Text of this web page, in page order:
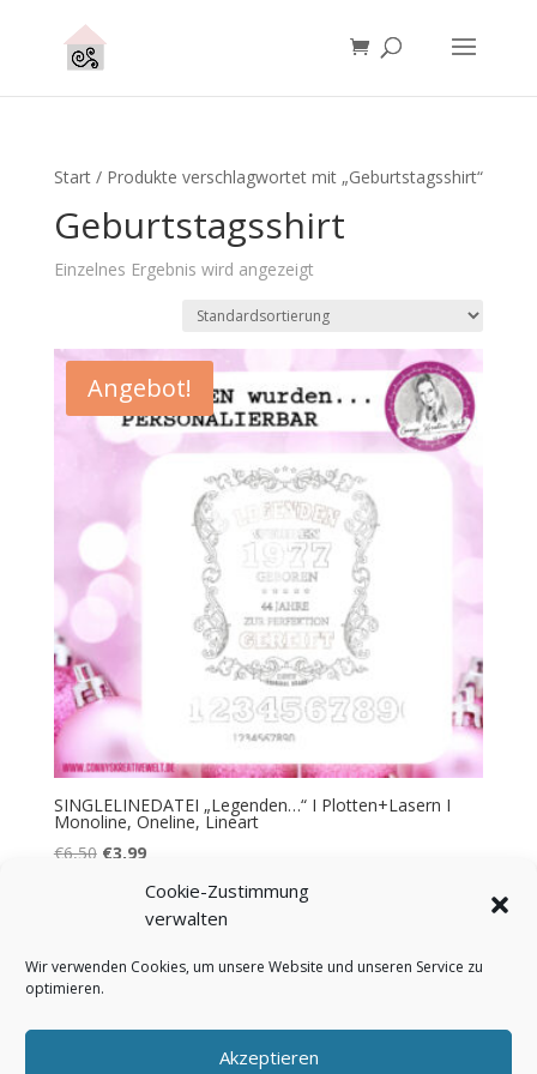
Cookie-Zustimmung
verwalten
Wir verwenden Cookies, um unsere Website und unseren Service zu
optimieren.
Akzeptieren
Start/ Produkte verschlagwortet mit „Geburtstagsshirt“
Geburtstagsshirt
Einzelnes Ergebnis wird angezeigt
Angebot!
SINGLELINEDATEI „Legenden…“ I Plotten+Lasern I
Monoline, Oneline, Lineart
€6,50 Ursprünglicher
€3,99Aktueller
Preis
Bezahlung & Versand
AGB
Impressum Über mich
Kontakt
Cookie-Richtlinie (EU)